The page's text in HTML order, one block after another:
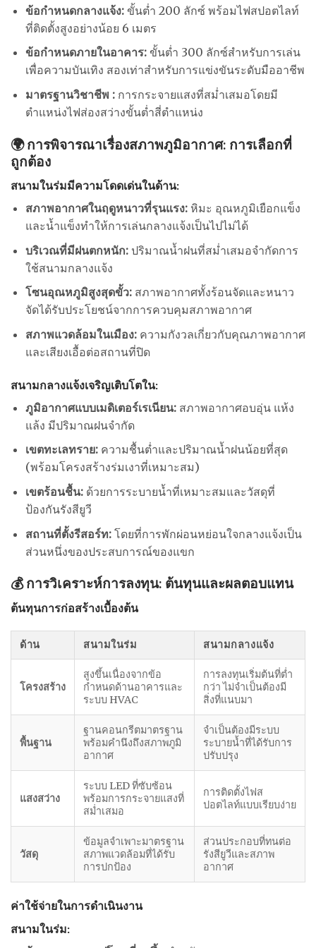
ข้อกำหนดกลางแจ้ง:ขั้นต่ำ 200 ลักซ์ พร้อมไฟสปอตไลท์
ที่ติดตั้งสูงอย่างน้อย 6 เมตร
ข้อกำหนดภายในอาคาร:ขั้นต่ำ 300 ลักซ์สำหรับการเล่น
เพื่อความบันเทิง สองเท่าสำหรับการแข่งขันระดับมืออาชีพ
มาตรฐานวิชาชีพ :การกระจายแสงที่สม่ำเสมอโดยมี
ตำแหน่งไฟส่องสว่างขั้นต่ำสี่ตำแหน่ง
🌍 การพิจารณาเรื่องสภาพภูมิอากาศ: การเลือกที่
ถูกต้อง
สนามในร่มมีความโดดเด่นในด้าน:
สภาพอากาศในฤดูหนาวที่รุนแรง:หิมะ อุณหภูมิเยือกแข็ง
และน้ำแข็งทำให้การเล่นกลางแจ้งเป็นไปไม่ได้
บริเวณที่มีฝนตกหนัก:ปริมาณน้ำฝนที่สม่ำเสมอจำกัดการ
ใช้สนามกลางแจ้ง
โซนอุณหภูมิสูงสุดขั้ว:สภาพอากาศทั้งร้อนจัดและหนาว
จัดได้รับประโยชน์จากการควบคุมสภาพอากาศ
สภาพแวดล้อมในเมือง:ความกังวลเกี่ยวกับคุณภาพอากาศ
และเสียงเอื้อต่อสถานที่ปิด
สนามกลางแจ้งเจริญเติบโตใน:
ภูมิอากาศแบบเมดิเตอร์เรเนียน:สภาพอากาศอบอุ่น แห้ง
แล้ง มีปริมาณฝนจำกัด
เขตทะเลทราย:ความชื้นต่ำและปริมาณน้ำฝนน้อยที่สุด
(พร้อมโครงสร้างร่มเงาที่เหมาะสม)
เขตร้อนชื้น:ด้วยการระบายน้ำที่เหมาะสมและวัสดุที่
ป้องกันรังสียูวี
สถานที่ตั้งรีสอร์ท:โดยที่การพักผ่อนหย่อนใจกลางแจ้งเป็น
ส่วนหนึ่งของประสบการณ์ของแขก
💰 การวิเคราะห์การลงทุน: ต้นทุนและผลตอบแทน
ต้นทุนการก่อสร้างเบื้องต้น
ด้าน สนามในร่ม สนามกลางแจ้ง
โครงสร้าง
สูงขึ้นเนื่องจากข้อ
กำหนดด้านอาคารและ
ระบบ HVAC
การลงทุนเริ่มต้นที่ต่ำ
กว่า ไม่จำเป็นต้องมี
สิ่งที่แนบมา
พื้นฐาน
ฐานคอนกรีตมาตรฐาน
พร้อมคำนึงถึงสภาพภูมิ
อากาศ
จำเป็นต้องมีระบบ
ระบายน้ำที่ได้รับการ
ปรับปรุง
แสงสว่าง
ระบบ LED ที่ซับซ้อน
พร้อมการกระจายแสงที่
สม่ำเสมอ
การติดตั้งไฟส
ปอตไลท์แบบเรียบง่าย
วัสดุ
ข้อมูลจำเพาะมาตรฐาน
สภาพแวดล้อมที่ได้รับ
การปกป้อง
ส่วนประกอบที่ทนต่อ
รังสียูวีและสภาพ
อากาศ
ค่าใช้จ่ายในการดำเนินงาน
สนามในร่ม: